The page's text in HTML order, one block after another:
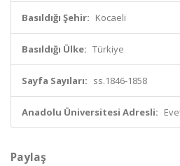
Basıldığı Şehir: Kocaeli
Basıldığı Ülke: Türkiye
Sayfa Sayıları: ss.1846-1858
Anadolu Üniversitesi Adresli:
Paylaş